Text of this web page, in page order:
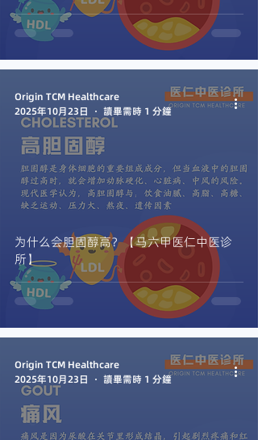
为什么会胆固醇高？【马六甲医仁中医诊
所】
Origin TCM Healthcare
2025年10月23日
讀畢需時 1 分鐘
Origin TCM Healthcare
2025年10月23日
讀畢需時 1 分鐘